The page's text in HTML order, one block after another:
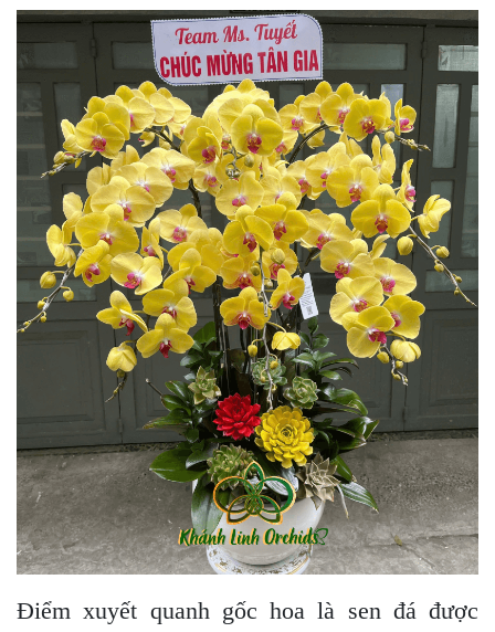
Điểm xuyết quanh gốc hoa là sen đá được